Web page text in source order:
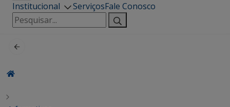
Institucional ServiçosFale Conosco
Pesquisar
por: